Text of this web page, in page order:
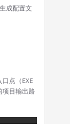
成配置文
点（EXE
项目输出路